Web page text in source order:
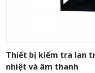
Thiết bị kiểm tra lan
nhiệt và âm thanh